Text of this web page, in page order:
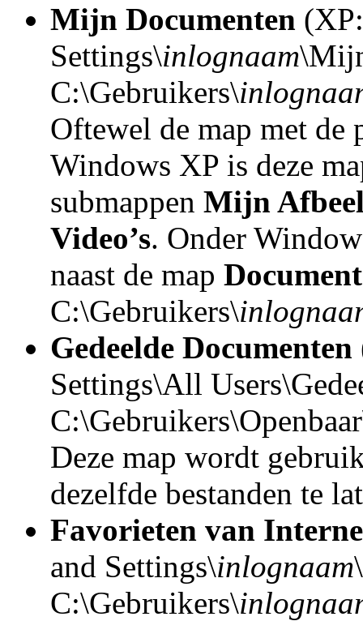
Mijn Documenten
Settings\inlognaam
C:\Gebruikers\
Oftewel de map met de
Windows XP is deze
submappenMijn
Video’s. Onder
naast de map
C:\Gebruikers\
Gedeelde Documenten
Settings\All
Deze map wordt
dezelfde bestanden te
Favorieten van
and Settings\inlognaam
C:\Gebruikers\